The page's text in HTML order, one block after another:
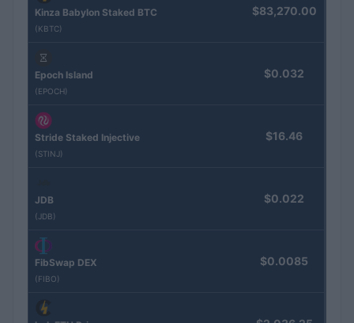
Kinza Babylon Staked BTC
(KBTC)
$83,270.00
Epoch Island
(EPOCH)
$0.032
Stride Staked Injective
(STINJ)
$16.46
JDB
(JDB)
$0.022
FibSwap DEX
(FIBO)
$0.0085